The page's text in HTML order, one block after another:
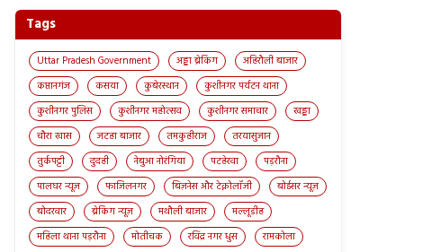
Tags
Uttar Pradesh Government अड्डा ब्रेकिंग
अहिरौली बाजार
कप्तानगंज
कसया कुबेरस्थान
कुशीनगर पर्यटन थाना
कुशीनगर पुलिस
कुशीनगर महोत्सव कुशीनगर समाचार
खड्डा
चौरा खास
जटहा बाजार तमकुहीराज
तरयासुजान
तुर्कपट्टी
दुदही नेबुआ नोरंगिया पटहेरवा
पड़रौना
पालघर न्यूज़
फाजिलनगर बिज़नेस और टेक्नोलॉजी
बोईसर न्यूज़
बोदरवार
ब्रेकिंग न्यूज़ मथौली बाजार
मल्लूडीह
महिला थाना पड़रौना
मोतीचक रविंद्र नगर धुस
रामकोला